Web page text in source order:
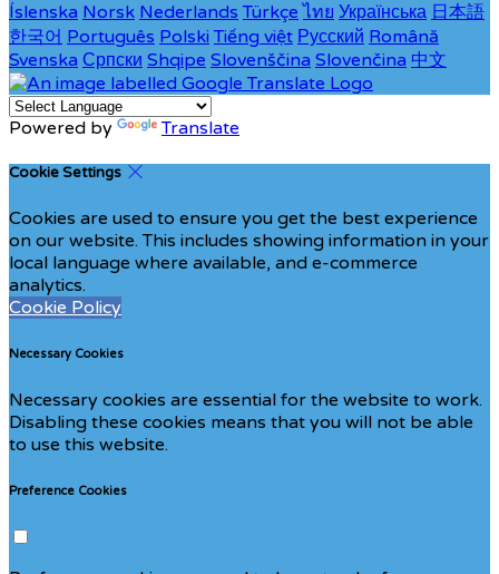
Íslenska Norsk Nederlands Türkçe ไทย Українська 日本語
한국어 Português Polski Tiếng việt Русский Română
Svenska Српски Shqipe Slovenščina Slovenčina 中文
Powered by Translate
Cookie Settings
Cookies are used to ensure you get the best experience
on our website. This includes showing information in your
local language where available, and e-commerce
analytics.
Cookie Policy
Necessary Cookies
Necessary cookies are essential for the website to work.
Disabling these cookies means that you will not be able
to use this website.
Preference Cookies